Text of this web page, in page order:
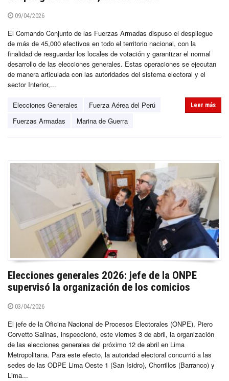
09/04/2026
El Comando Conjunto de las Fuerzas Armadas dispuso el despliegue
de más de 45,000 efectivos en todo el territorio nacional, con la
finalidad de resguardar los locales de votación y garantizar el normal
desarrollo de las elecciones generales. Estas operaciones se ejecutan
de manera articulada con las autoridades del sistema electoral y el
sector Interior,...
Elecciones Generales
Fuerza Aérea del Perú
Fuerzas Armadas
Marina de Guerra
Leer más
Elecciones generales 2026: jefe de la ONPE
supervisó la organización de los comicios
03/04/2026
El jefe de la Oficina Nacional de Procesos Electorales (ONPE), Piero
Corvetto Salinas, inspeccionó, este viernes 3 de abril, la organización
de las elecciones generales del próximo 12 de abril en Lima
Metropolitana. Para este efecto, la autoridad electoral concurrió a las
sedes de las ODPE Lima Oeste 1 (San Isidro), Chorrillos (Barranco) y
Lima...